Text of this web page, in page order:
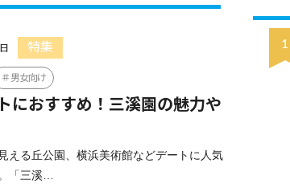
特集
男女向け
におすすめ！三溪園の魅力や
える丘公園、横浜美術館などデートに人気
「三溪…